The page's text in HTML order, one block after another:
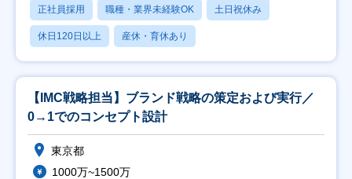
正社員採用 職種・業界未経験OK 土日祝休み
休日120日以上 産休・育休あり
【IMC戦略担当】ブランド戦略の策定および実行／
0→1でのコンセプト設計
東京都
1000万~1500万